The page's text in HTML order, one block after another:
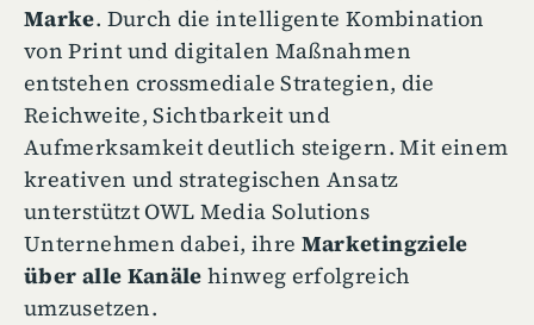
Marke. Durch die intelligente Kombination
von Print und digitalen Maßnahmen
entstehen crossmediale Strategien, die
Reichweite, Sichtbarkeit und
Aufmerksamkeit deutlich steigern. Mit einem
kreativen und strategischen Ansatz
unterstützt OWL Media Solutions
Unternehmen dabei, ihre Marketingziele
über alle Kanäle hinweg erfolgreich
umzusetzen.